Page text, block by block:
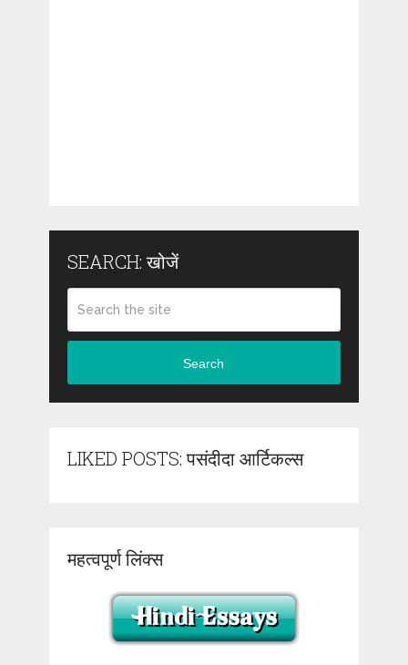
SEARCH: खोजें
Search
LIKED POSTS: पसंदीदा आर्टिकल्स
महत्वपूर्ण लिंक्स